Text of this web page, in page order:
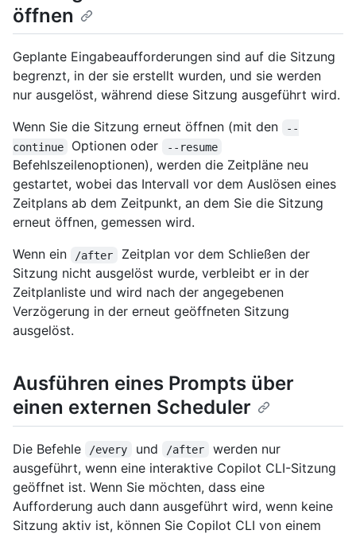
öffnen
Geplante Eingabeaufforderungen sind auf die Sitzung
begrenzt, in der sie erstellt wurden, und sie werden
nur ausgelöst, während diese Sitzung ausgeführt wird.
Wenn Sie die Sitzung erneut öffnen (mit den
--
continue
Optionen oder --resume
Befehlszeilenoptionen), werden die Zeitpläne neu
gestartet, wobei das Intervall vor dem Auslösen eines
Zeitplans ab dem Zeitpunkt, an dem Sie die Sitzung
erneut öffnen, gemessen wird.
Wenn ein
/after
Zeitplan vor dem Schließen der
Sitzung nicht ausgelöst wurde, verbleibt er in der
Zeitplanliste und wird nach der angegebenen
Verzögerung in der erneut geöffneten Sitzung
ausgelöst.
Ausführen eines Prompts über
einen externen Scheduler
Die Befehle /every und /after
werden nur
ausgeführt, wenn eine interaktive Copilot CLI-Sitzung
geöffnet ist. Wenn Sie möchten, dass eine
Aufforderung auch dann ausgeführt wird, wenn keine
Sitzung aktiv ist, können Sie Copilot CLI von einem